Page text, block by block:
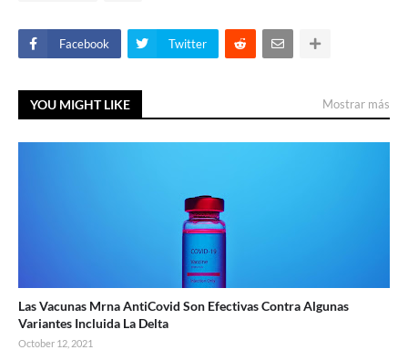
Facebook Twitter
YOU MIGHT LIKE Mostrar más
Las Vacunas Mrna AntiCovid Son Efectivas Contra Algunas
Variantes Incluida La Delta
October 12, 2021